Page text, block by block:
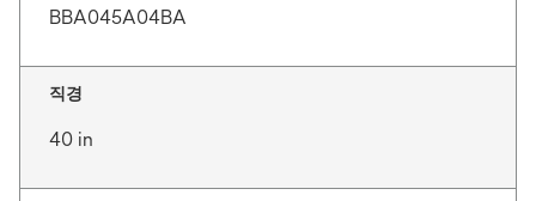
BBA045A04BA
직경
40 in